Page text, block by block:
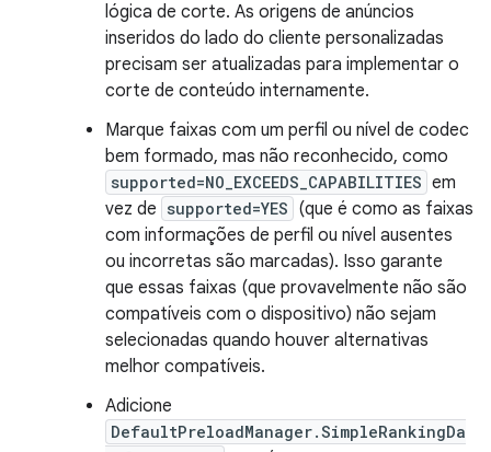
lógica de corte. As origens de anúncios
inseridos do lado do cliente personalizadas
precisam ser atualizadas para implementar o
corte de conteúdo internamente.
Marque faixas com um perfil ou nível de codec
bem formado, mas não reconhecido, como
supported=NO_EXCEEDS_CAPABILITIES em
vez de supported=YES (que é como as faixas
com informações de perfil ou nível ausentes
ou incorretas são marcadas). Isso garante
que essas faixas (que provavelmente não são
compatíveis com o dispositivo) não sejam
selecionadas quando houver alternativas
melhor compatíveis.
Adicione
DefaultPreloadManager.SimpleRankingDa